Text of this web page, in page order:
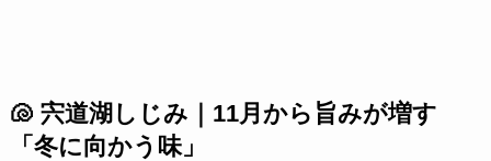
🐚 宍道湖しじみ｜11月から旨みが増す
「冬に向かう味」